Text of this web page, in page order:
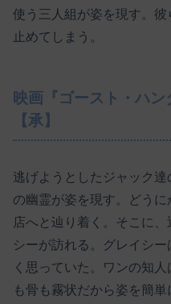
使う三人組が姿を現す。
止めてしまう。
映画『ゴースト・ハ
【承】
逃げようとしたジャック
の幽霊が姿を現す。どう
店へと辿り着く。そこに
シーが訪れる。グレイシ
く思っていた。ワンの知
も骨も霧状だから姿を簡単